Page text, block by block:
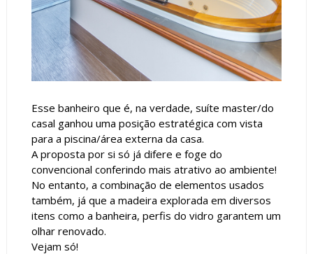
Esse banheiro que é, na verdade, suíte master/do
casal ganhou uma posição estratégica com vista
para a piscina/área externa da casa.
A proposta por si só já difere e foge do
convencional conferindo mais atrativo ao ambiente!
No entanto, a combinação de elementos usados
também, já que a madeira explorada em diversos
itens como a banheira, perfis do vidro garantem um
olhar renovado.
Vejam só!